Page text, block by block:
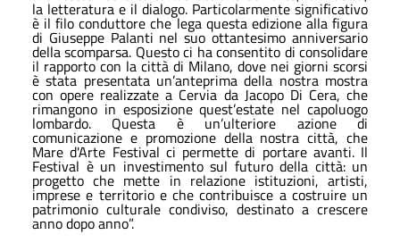
la letteratura e il dialogo. Particolarmente significativo
è il filo conduttore che lega questa edizione alla figura
di Giuseppe Palanti nel suo ottantesimo anniversario
della scomparsa. Questo ci ha consentito di consolidare
il rapporto con la città di Milano, dove nei giorni scorsi
è stata presentata un’anteprima della nostra mostra
con opere realizzate a Cervia da Jacopo Di Cera, che
rimangono in esposizione quest’estate nel capoluogo
lombardo. Questa è un’ulteriore azione di
comunicazione e promozione della nostra città, che
Mare d'Arte Festival ci permette di portare avanti. Il
Festival è un investimento sul futuro della città: un
progetto che mette in relazione istituzioni, artisti,
imprese e territorio e che contribuisce a costruire un
patrimonio culturale condiviso, destinato a crescere
anno dopo anno”.